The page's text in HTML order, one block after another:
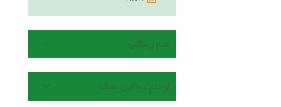
هم رسانی
ارجاع به این مقاله